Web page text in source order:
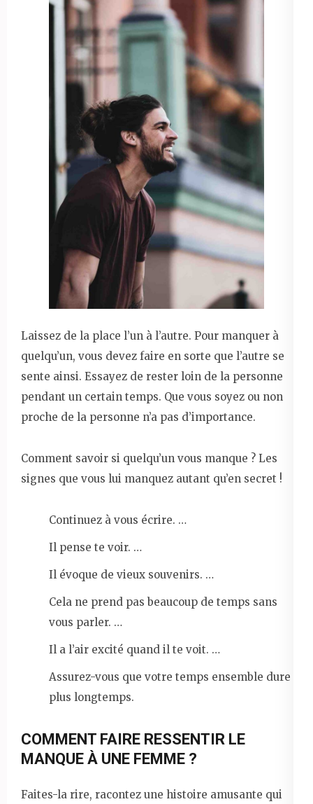
Laissez de la place l’un à l’autre. Pour manquer à
quelqu’un, vous devez faire en sorte que l’autre se
sente ainsi. Essayez de rester loin de la personne
pendant un certain temps. Que vous soyez ou non
proche de la personne n’a pas d’importance.
Comment savoir si quelqu’un vous manque ? Les
signes que vous lui manquez autant qu’en secret !
Continuez à vous écrire. …
Il pense te voir. …
Il évoque de vieux souvenirs. …
Cela ne prend pas beaucoup de temps sans
vous parler. …
Il a l’air excité quand il te voit. …
Assurez-vous que votre temps ensemble dure
plus longtemps.
COMMENT FAIRE RESSENTIR LE
MANQUE À UNE FEMME ?
Faites-la rire, racontez une histoire amusante qui